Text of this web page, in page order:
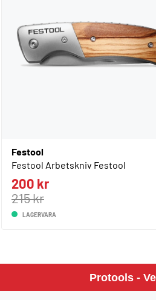
Festool
Festool Arbetskniv Festool
200 kr
215 kr
LAGERVARA
Protools -